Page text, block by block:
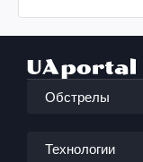
Обстрелы
Технологии